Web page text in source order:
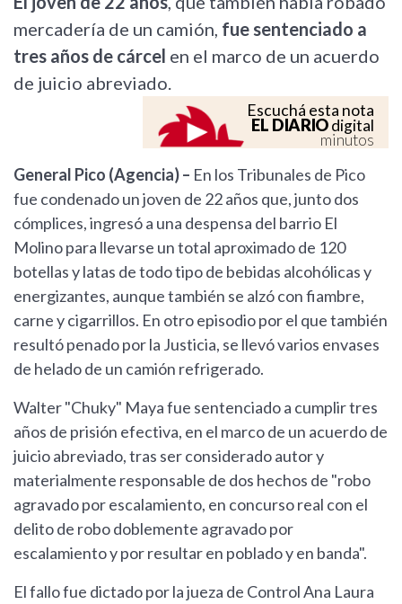
mercadería de un camión, fue sentenciado a
tres años de cárcel en el marco de un acuerdo
de juicio abreviado.
Escuchá esta nota
EL DIARIOdigital
minutos
General Pico (Agencia) – En los Tribunales de Pico
fue condenado un joven de 22 años que, junto dos
cómplices, ingresó a una despensa del barrio El
Molino para llevarse un total aproximado de 120
botellas y latas de todo tipo de bebidas alcohólicas y
energizantes, aunque también se alzó con fiambre,
carne y cigarrillos. En otro episodio por el que también
resultó penado por la Justicia, se llevó varios envases
de helado de un camión refrigerado.
Walter "Chuky" Maya fue sentenciado a cumplir tres
años de prisión efectiva, en el marco de un acuerdo de
juicio abreviado, tras ser considerado autor y
materialmente responsable de dos hechos de "robo
agravado por escalamiento, en concurso real con el
delito de robo doblemente agravado por
escalamiento y por resultar en poblado y en banda".
El fallo fue dictado por la jueza de Control Ana Laura